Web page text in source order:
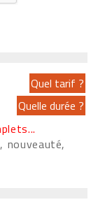
nouveauté,